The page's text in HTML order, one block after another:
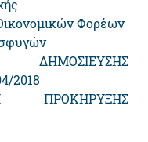
Φορέων
ΔΗΜΟΣΙΕΥΣΗΣ
2018
ΠΡΟΚΗΡΥΞΗΣ